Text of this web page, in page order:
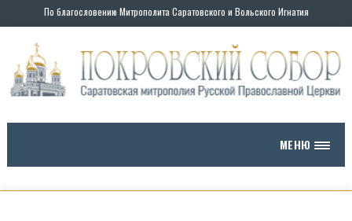
По благословению Митрополита Саратовского и Вольского Игнатия
МЕНЮ